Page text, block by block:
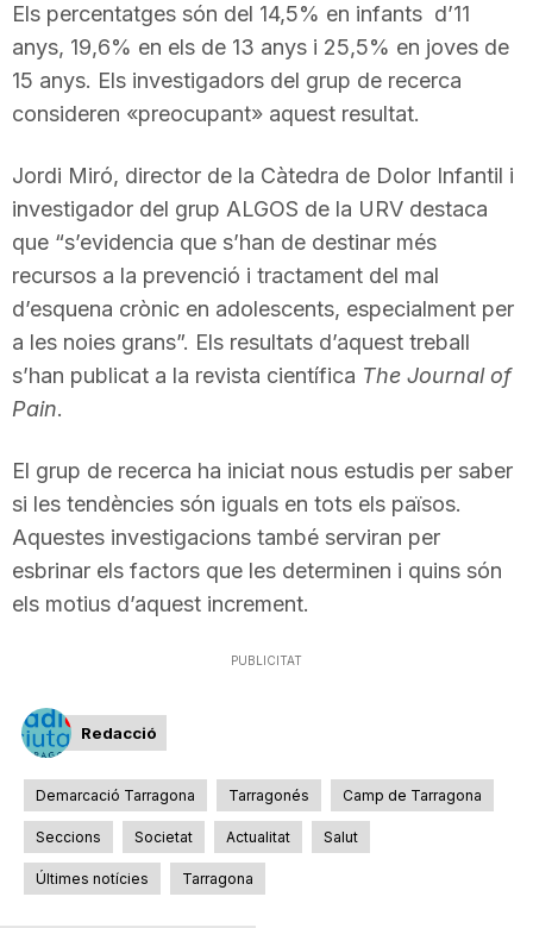
Els percentatges són del 14,5% en infants d’11
anys, 19,6% en els de 13 anys i 25,5% en joves de
15 anys. Els investigadors del grup de recerca
consideren «preocupant» aquest resultat.
Jordi Miró, director de la Càtedra de Dolor Infantil i
investigador del grup ALGOS de la URV destaca
que “s’evidencia que s’han de destinar més
recursos a la prevenció i tractament del mal
d’esquena crònic en adolescents, especialment per
a les noies grans”. Els resultats d’aquest treball
s’han publicat a la revista científica The Journal of
Pain.
El grup de recerca ha iniciat nous estudis per saber
si les tendències són iguals en tots els països.
Aquestes investigacions també serviran per
esbrinar els factors que les determinen i quins són
els motius d’aquest increment.
PUBLICITAT
Redacció
Demarcació Tarragona Tarragonés Camp de Tarragona
Seccions Societat Actualitat Salut
Últimes notícies Tarragona